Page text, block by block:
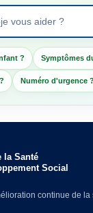
à Santé IA
? Symptômes
Trouver un hôpital ? Numéro d'urgence ?
la Santé
Social
continue de la